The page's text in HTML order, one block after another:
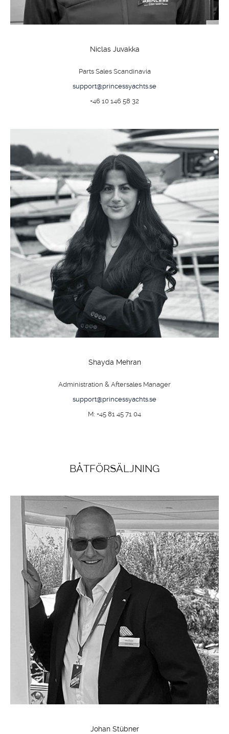
Niclas Juvakka
Parts Sales Scandinavia
support@princessyachts.se
+46 10 146 58 32
Shayda Mehran
Administration & Aftersales Manager
support@princessyachts.se
M: +45 81 45 71 04
BÅTFÖRSÄLJNING
Johan Stübner
BÅTAR
MARINOR
TJANSTER
EVENT
DESIGN STUDIO
TILL SALU
SHOP
KONTAKT